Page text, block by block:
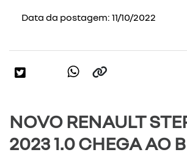
Data da postagem: 11/10/2022
NOVO RENAULT
2023 1.0 CHEGA AO